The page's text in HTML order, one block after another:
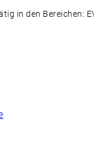
in den Bereichen: